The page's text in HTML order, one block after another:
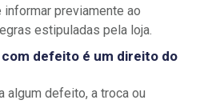
previamente ao
estipuladas pela loja.
defeito é um direito do
algum defeito, a troca ou